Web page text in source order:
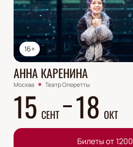
16+
АННА КАРЕНИНА
Москва Театр Оперетты
15 СЕНТ 18 ОКТ
Билеты от 1200